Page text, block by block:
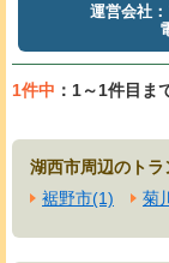
運営会社
1件中 ：1～1件目ま
湖西市周辺のト
裾野市(1)
菊